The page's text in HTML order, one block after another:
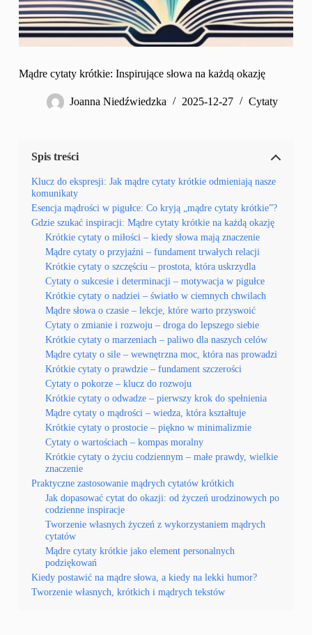
Mądre cytaty krótkie: Inspirujące słowa na każdą okazję
Joanna Niedźwiedzka 2025-12-27 Cytaty
Spis treści
Klucz do ekspresji: Jak mądre cytaty krótkie odmieniają nasze
komunikaty
Esencja mądrości w pigułce: Co kryją „mądre cytaty krótkie”?
Gdzie szukać inspiracji: Mądre cytaty krótkie na każdą okazję
Krótkie cytaty o miłości – kiedy słowa mają znaczenie
Mądre cytaty o przyjaźni – fundament trwałych relacji
Krótkie cytaty o szczęściu – prostota, która uskrzydla
Cytaty o sukcesie i determinacji – motywacja w pigułce
Krótkie cytaty o nadziei – światło w ciemnych chwilach
Mądre słowa o czasie – lekcje, które warto przyswoić
Cytaty o zmianie i rozwoju – droga do lepszego siebie
Krótkie cytaty o marzeniach – paliwo dla naszych celów
Mądre cytaty o sile – wewnętrzna moc, która nas prowadzi
Krótkie cytaty o prawdzie – fundament szczerości
Cytaty o pokorze – klucz do rozwoju
Krótkie cytaty o odwadze – pierwszy krok do spełnienia
Mądre cytaty o mądrości – wiedza, która kształtuje
Krótkie cytaty o prostocie – piękno w minimalizmie
Cytaty o wartościach – kompas moralny
Krótkie cytaty o życiu codziennym – małe prawdy, wielkie
znaczenie
Praktyczne zastosowanie mądrych cytatów krótkich
Jak dopasować cytat do okazji: od życzeń urodzinowych po
codzienne inspiracje
Tworzenie własnych życzeń z wykorzystaniem mądrych
cytatów
Mądre cytaty krótkie jako element personalnych
podziękowań
Kiedy postawić na mądre słowa, a kiedy na lekki humor?
Tworzenie własnych, krótkich i mądrych tekstów